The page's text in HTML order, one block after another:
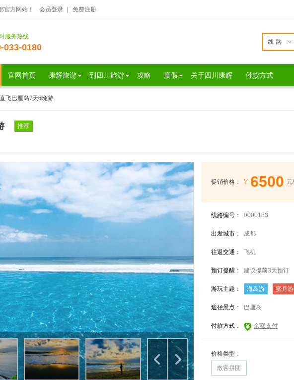
官方网站！ 会员登录 免费注册
服务热线
033-0180
线路
官网首页 康辉旅游 到四川旅游 攻略 度假 关于四川康辉 付款方式
飞巴厘岛7天6晚游
推荐
促销价格： ¥ 6500 元
线路编号： 0000183
出发城市： 成都
往返交通： 飞机
预订提醒： 建议提前3天预订
游玩主题： 海岛游 蜜月游
途径景点： 巴厘岛
付款方式： 余额支付
价格类型：
散客拼团